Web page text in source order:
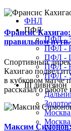
Франсис
правильном
Спортивный
Кахигао подвел
в кубковом матче
рассказал о
Максим Симонов:
ФНЛ
ПФЛ
ПФЛ -
ПФЛ -
ПФЛ -
ПФЛ -
ПФЛ -
III дивизион